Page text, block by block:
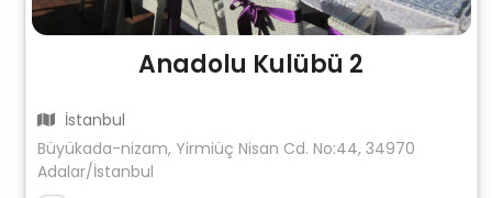
Anadolu Kulübü 2
İstanbul
Büyükada-nizam, Yirmiüç Nisan Cd. No:44, 34970
Adalar/İstanbul